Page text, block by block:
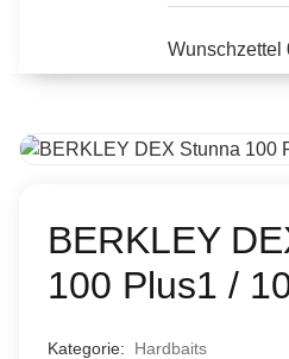
Wunschzettel
BERKLEY
100 Plus1 /
Kategorie: Hardbaits